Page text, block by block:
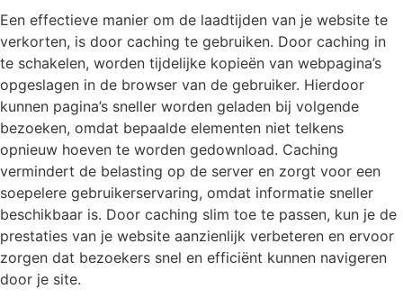
Een effectieve manier om de laadtijden van je website te
verkorten, is door caching te gebruiken. Door caching in
te schakelen, worden tijdelijke kopieën van webpagina’s
opgeslagen in de browser van de gebruiker. Hierdoor
kunnen pagina’s sneller worden geladen bij volgende
bezoeken, omdat bepaalde elementen niet telkens
opnieuw hoeven te worden gedownload. Caching
vermindert de belasting op de server en zorgt voor een
soepelere gebruikerservaring, omdat informatie sneller
beschikbaar is. Door caching slim toe te passen, kun je de
prestaties van je website aanzienlijk verbeteren en ervoor
zorgen dat bezoekers snel en efficiënt kunnen navigeren
door je site.